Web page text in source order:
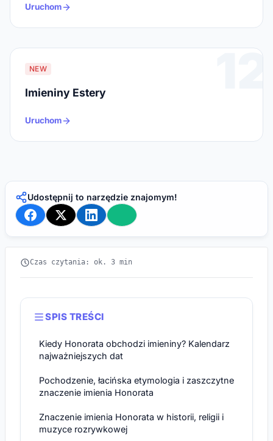
Uruchom
12
NEW
Imieniny Estery
Uruchom
Udostępnij to narzędzie znajomym!
Czas czytania: ok. 3 min
SPIS TREŚCI
Kiedy Honorata obchodzi imieniny? Kalendarz
najważniejszych dat
Pochodzenie, łacińska etymologia i zaszczytne
znaczenie imienia Honorata
Znaczenie imienia Honorata w historii, religii i
muzyce rozrywkowej